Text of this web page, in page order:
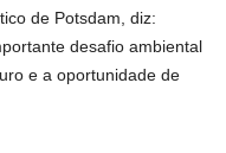
de Potsdam, diz:
desafio ambiental
e a oportunidade de